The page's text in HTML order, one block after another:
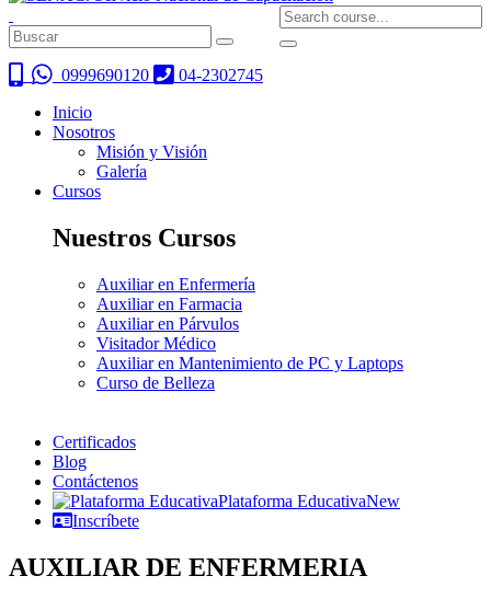
0999690120
04-2302745
Inicio
Nosotros
Misión y Visión
Galería
Cursos
Nuestros Cursos
Auxiliar en Enfermería
Auxiliar en Farmacia
Auxiliar en Párvulos
Visitador Médico
Auxiliar en Mantenimiento de PC y Laptops
Curso de Belleza
Certificados
Blog
Contáctenos
Plataforma EducativaNew
Inscríbete
AUXILIAR DE ENFERMERIA